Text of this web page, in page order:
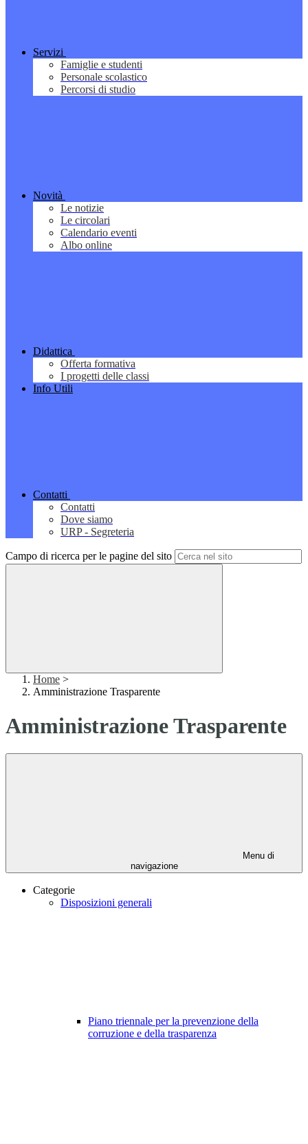
Servizi
Famiglie e studenti
Personale scolastico
Percorsi di studio
Novità
Le notizie
Le circolari
Calendario eventi
Albo online
Didattica
Offerta formativa
I progetti delle classi
Info Utili
Contatti
Contatti
Dove siamo
URP - Segreteria
Campo di ricerca per le pagine del sito
Home >
Amministrazione Trasparente
Amministrazione Trasparente
Menu di
navigazione
Categorie
Disposizioni generali
Piano triennale per la prevenzione della
corruzione e della trasparenza